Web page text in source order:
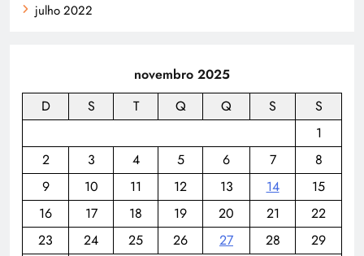
julho 2022
novembro 2025
D
S T Q Q S
S
1
2
3 4 5 6 7
8
9
10 11 12 13 14
15
16
17 18 19 20 21
22
23
24 25 26 27 28
29